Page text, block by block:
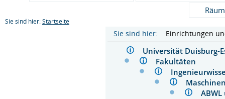
Sie sind hier: Startseite
Sie sind hier: Einrichtungen
Universität
Fakultäten